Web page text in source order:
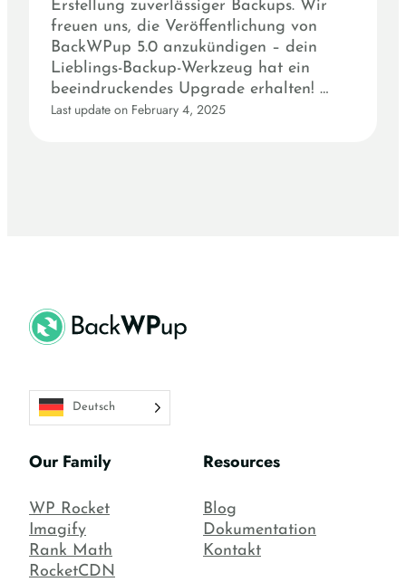
Erstellung zuverlässiger Backups. Wir
freuen uns, die Veröffentlichung von
BackWPup 5.0 anzukündigen – dein
Lieblings-Backup-Werkzeug hat ein
beeindruckendes Upgrade erhalten! …
Last update on February 4, 2025
Deutsch
Our Family
WP Rocket
Imagify
Rank Math
RocketCDN
Resources
Blog
Dokumentation
Kontakt